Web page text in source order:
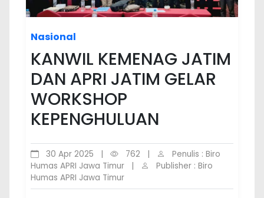
Nasional
KANWIL KEMENAG JATIM
DAN APRI JATIM GELAR
WORKSHOP
KEPENGHULUAN
30 Apr 2025 762
Penulis : Biro
Humas APRI Jawa Timur
Publisher : Biro
Humas APRI Jawa Timur